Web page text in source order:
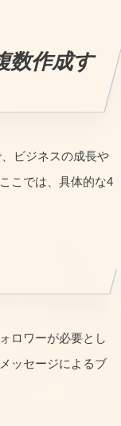
数作成す
ビジネスの成長や
こでは、具体的な4
ロワーが必要とし
ッセージによるブ